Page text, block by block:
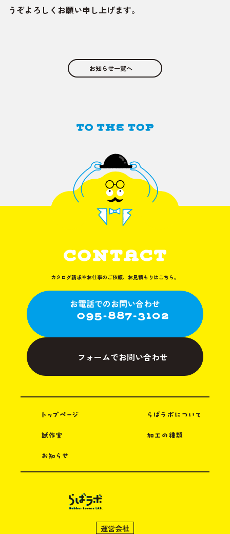
うぞよろしくお願い申し上げます。
お知らせ一覧へ
運営会社
カタログ請求やお仕事のご依頼、お見積もりはこちら。
お電話でのお問い合わせ
フォームでお問い合わせ
トップページ らばラボについて
試作室 加工の種類
お知らせ